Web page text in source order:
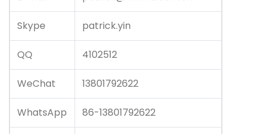
Skype patrick.yin
QQ 4102512
WeChat 13801792622
WhatsApp 86-13801792622